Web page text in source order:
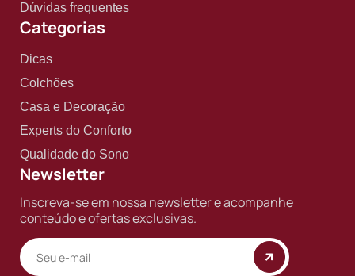
Dúvidas frequentes
Categorias
Dicas
Colchões
Casa e Decoração
Experts do Conforto
Qualidade do Sono
Newsletter
Inscreva-se em nossa newsletter e acompanhe
conteúdo e ofertas exclusivas.
Copyright © 2025 BF Casa. Todos os direitos reservados